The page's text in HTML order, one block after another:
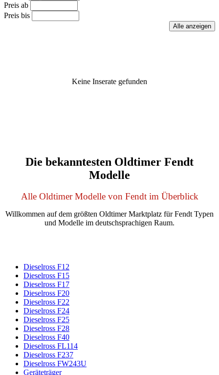
Preis ab
Preis bis
Keine Inserate gefunden
Die bekanntesten Oldtimer Fendt
Modelle
Alle Oldtimer Modelle von Fendt im Überblick
Willkommen auf dem größten Oldtimer Marktplatz für Fendt Typen
und Modelle im deutschsprachigen Raum.
Dieselross F12
Dieselross F15
Dieselross F17
Dieselross F20
Dieselross F22
Dieselross F24
Dieselross F25
Dieselross F28
Dieselross F40
Dieselross FL114
Dieselross F237
Dieselross FW243U
Geräteträger